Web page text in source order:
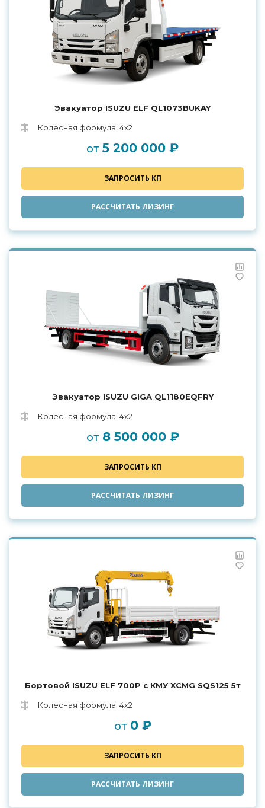
Эвакуатор ISUZU ELF QL1073BUKAY
Колесная формула: 4х2
от5 200 000 ₽
ЗАПРОСИТЬ КП
РАССЧИТАТЬ ЛИЗИНГ
Эвакуатор ISUZU GIGA QL1180EQFRY
Колесная формула: 4х2
от 8 500 000 ₽
ЗАПРОСИТЬ КП
РАССЧИТАТЬ ЛИЗИНГ
Бортовой ISUZU ELF 700P с КМУ XCMG SQS125 5т
Колесная формула: 4х2
от 0 ₽
ЗАПРОСИТЬ КП
РАССЧИТАТЬ ЛИЗИНГ